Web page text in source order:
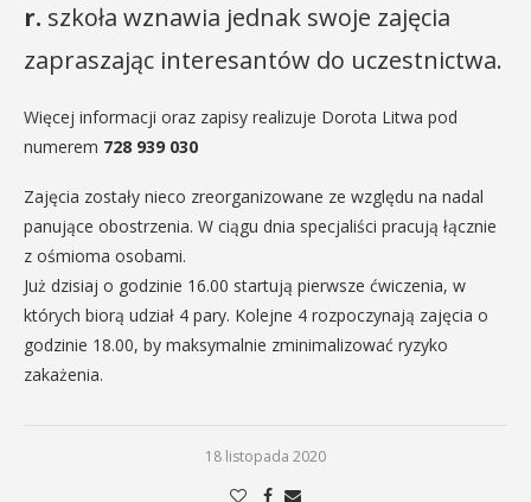
r. szkoła wznawia jednak swoje zajęcia
zapraszając interesantów do uczestnictwa.
Więcej informacji oraz zapisy realizuje Dorota Litwa pod
numerem 728 939 030
Zajęcia zostały nieco zreorganizowane ze względu na nadal
panujące obostrzenia. W ciągu dnia specjaliści pracują łącznie
z ośmioma osobami.
Już dzisiaj o godzinie 16.00 startują pierwsze ćwiczenia, w
których biorą udział 4 pary. Kolejne 4 rozpoczynają zajęcia o
godzinie 18.00, by maksymalnie zminimalizować ryzyko
zakażenia.
18 listopada 2020